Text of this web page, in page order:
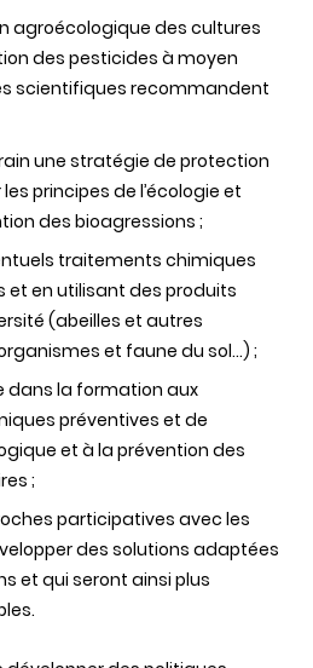
agroécologique des cultures
des pesticides à moyen
scientifiques recommandent
une stratégie de protection
principes de l’écologie et
des bioagressions ;
traitements chimiques
et en utilisant des produits
(abeilles et autres
et faune du sol...) ;
dans la formation aux
préventives et de
et à la prévention des
;
participatives avec les
des solutions adaptées
et qui seront ainsi plus